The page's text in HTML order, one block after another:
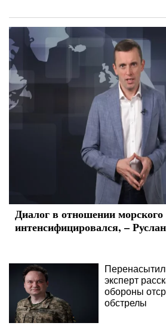
Диалог в отношении
интенсифицировался, –
эксперт
обороны
обстрелы